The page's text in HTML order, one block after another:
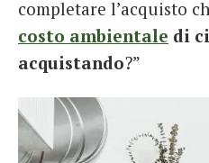
completare l’acquisto
costo ambientale di
acquistando?”